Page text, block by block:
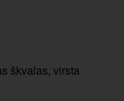
škvalas, virsta